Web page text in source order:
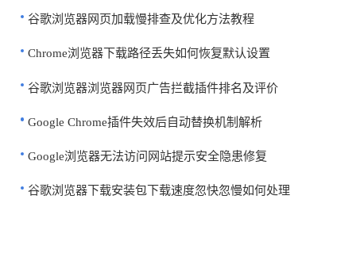
谷歌浏览器网页加载慢排查及优化方法教程
Chrome浏览器下载路径丢失如何恢复默认设置
谷歌浏览器浏览器网页广告拦截插件排名及评价
Google Chrome插件失效后自动替换机制解析
Google浏览器无法访问网站提示安全隐患修复
谷歌浏览器下载安装包下载速度忽快忽慢如何处理